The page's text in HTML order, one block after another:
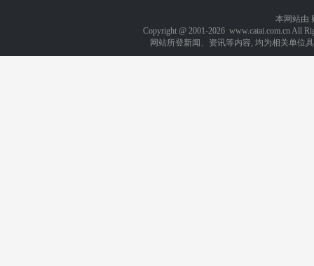
本网站由
Copyright @ 2001-2026 www.catai.com.cn All
网站所登新闻、资讯等内容, 均为相关单位